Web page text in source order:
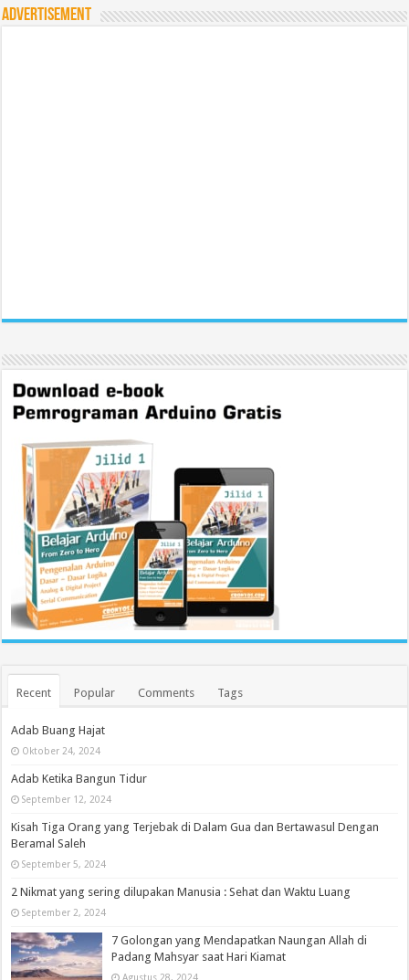
Advertisement
Recent Popular Comments Tags
Adab Buang Hajat
Oktober 24, 2024
Adab Ketika Bangun Tidur
September 12, 2024
Kisah Tiga Orang yang Terjebak di Dalam Gua dan Bertawasul Dengan
Beramal Saleh
September 5, 2024
2 Nikmat yang sering dilupakan Manusia : Sehat dan Waktu Luang
September 2, 2024
7 Golongan yang Mendapatkan Naungan Allah di
Padang Mahsyar saat Hari Kiamat
Agustus 28, 2024